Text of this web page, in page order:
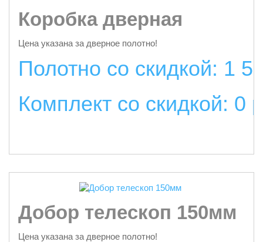
Коробка дверная
Цена указана за дверное полотно!
Полотно со скидкой: 1
Комплект со скидкой: 0
Добор телескоп 150мм
Цена указана за дверное полотно!